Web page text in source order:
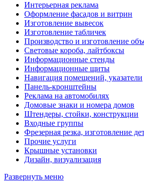
Интерьерная реклама
Оформление фасадов и витрин
Изготовление вывесок
Изготовление табличек
Производство и изготовление
Световые короба, лайтбоксы
Информационные стенды
Информационные щиты
Навигация помещений, указатели
Панель-кронштейны
Реклама на автомобилях
Домовые знаки и номера домов
Штендеры, стойки, конструкции
Входные группы
Фрезерная резка, изготовление
Прочие услуги
Крышные установки
Дизайн, визуализация
Развернуть меню